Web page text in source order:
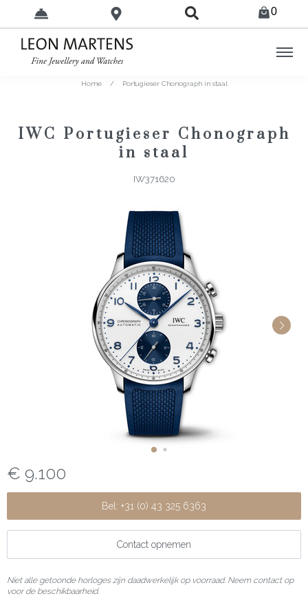
0
Home / Portugieser Chonograph in staal
IWC Portugieser Chonograph
in staal
IW371620
€ 9.100
Bel: +31 (0) 43 325 6363
Contact opnemen
Niet alle getoonde horloges zijn daadwerkelijk op voorraad. Neem contact op
voor de beschikbaarheid.